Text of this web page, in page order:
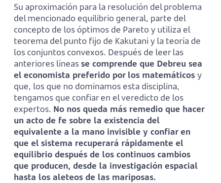
Su aproximación para la resolución del problema
del mencionado equilibrio general, parte del
concepto de los óptimos de Pareto y utiliza el
teorema del punto fijo de Kakutani y la teoría de
los conjuntos convexos. Después de leer las
anteriores líneas se comprende que Debreu sea
el economista preferido por los matemáticos y
que, los que no dominamos esta disciplina,
tengamos que confiar en el veredicto de los
expertos. No nos queda más remedio que hacer
un acto de fe sobre la existencia del
equivalente a la mano invisible y confiar en
que el sistema recuperará rápidamente el
equilibrio después de los continuos cambios
que producen, desde la investigación espacial
hasta los aleteos de las mariposas.